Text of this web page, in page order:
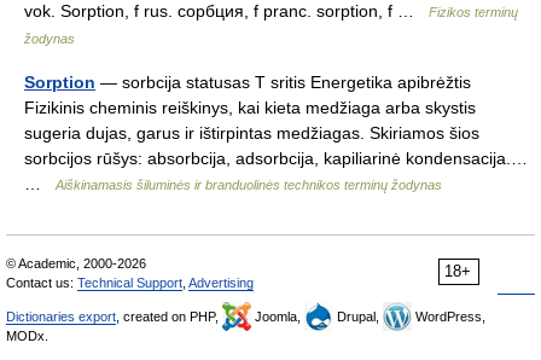
vok. Sorption, f rus. сорбция, f pranc. sorption, f …
Fizikos terminų
žodynas
Sorption — sorbcija statusas T sritis Energetika apibrėžtis
Fizikinis cheminis reiškinys, kai kieta medžiaga arba skystis
sugeria dujas, garus ir ištirpintas medžiagas. Skiriamos šios
sorbcijos rūšys: absorbcija, adsorbcija, kapiliarinė kondensacija.…
Aiškinamasis šiluminės ir branduolinės technikos terminų žodynas
18+
© Academic, 2000-2026
Contact us: Technical Support Advertising
Dictionaries export , created on PHP, Joomla, Drupal,
WordPress,
MODx.